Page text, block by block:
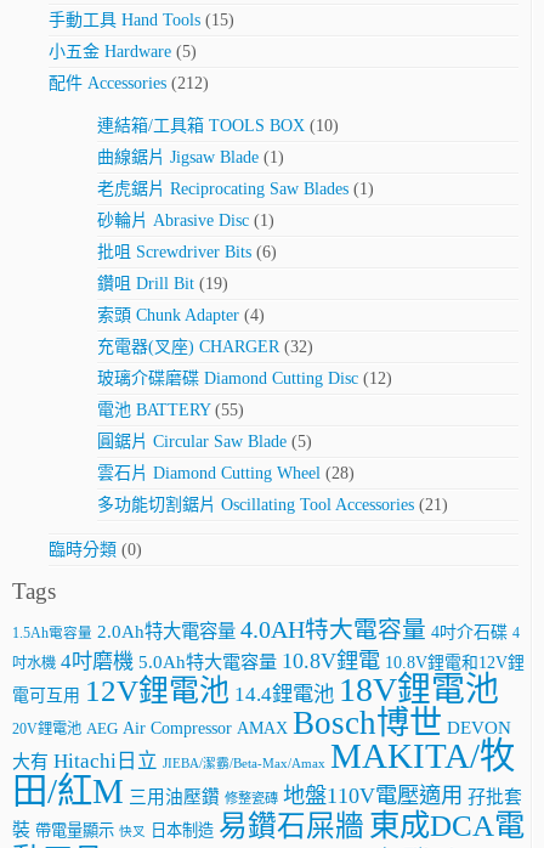
手動工具 Hand Tools (15)
小五金 Hardware (5)
配件 Accessories (212)
連結箱/工具箱 TOOLS BOX (10)
曲線鋸片 Jigsaw Blade (1)
老虎鋸片 Reciprocating Saw Blades (1)
砂輪片 Abrasive Disc (1)
批咀 Screwdriver Bits (6)
鑽咀 Drill Bit (19)
索頭 Chunk Adapter (4)
充電器(叉座) CHARGER (32)
玻璃介碟磨碟 Diamond Cutting Disc (12)
電池 BATTERY (55)
圓鋸片 Circular Saw Blade (5)
雲石片 Diamond Cutting Wheel (28)
多功能切割鋸片 Oscillating Tool Accessories (21)
臨時分類 (0)
Tags
1.5Ah電容量 2.0Ah特大電容量 4.0AH特大電容量 4吋介石碟 4
吋水機 4吋磨機 5.0Ah特大電容量 10.8V鋰電 10.8V鋰電和12V鋰
電可互用 12V鋰電池 14.4鋰電池 18V鋰電池
20V鋰電池 AEG Air Compressor AMAX Bosch博世 DEVON
大有 Hitachi日立 JIEBA/潔霸/Beta-Max/Amax MAKITA/牧
田/紅M 三用油壓鑽 修整瓷磚 地盤110V電壓適用 孖批套
裝 帶電量顯示 快叉 日本制造 易鑽石屎牆 東成DCA電